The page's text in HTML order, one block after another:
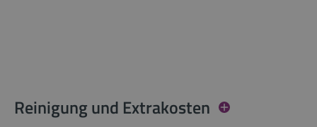
Reinigung und Extrakosten